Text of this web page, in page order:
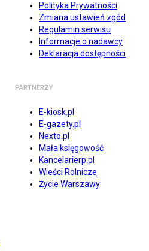
Polityka Prywatności
Zmiana ustawień zgód
Regulamin serwisu
Informacje o nadawcy
Deklaracja dostępności
PARTNERZY
E-kiosk.pl
E-gazety.pl
Nexto.pl
Mała księgowość
Kancelarierp.pl
Wieści Rolnicze
Życie Warszawy